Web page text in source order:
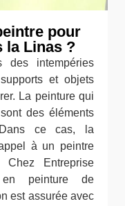
pour
la Linas ?
intempéries
et objets
La peinture qui
des éléments
ce cas, la
à un peintre
Chez Entreprise
en peinture de
est assurée avec